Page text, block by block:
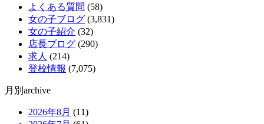
よくある質問 (58)
女の子ブログ (3,831)
女の子紹介 (32)
店長ブログ (290)
求人 (214)
登校情報 (7,075)
月別archive
2026年8月 (11)